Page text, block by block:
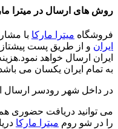
روش های ارسال در میترا
فروشگاه میترا مارکا با
ایران و از طریق پست
ایران ارسال خواهد
به تمام ایران یکسان می
در داخل شهر رودسر ارسال
می توانید دریافت حضوری
را در شو روم میترا مارکا